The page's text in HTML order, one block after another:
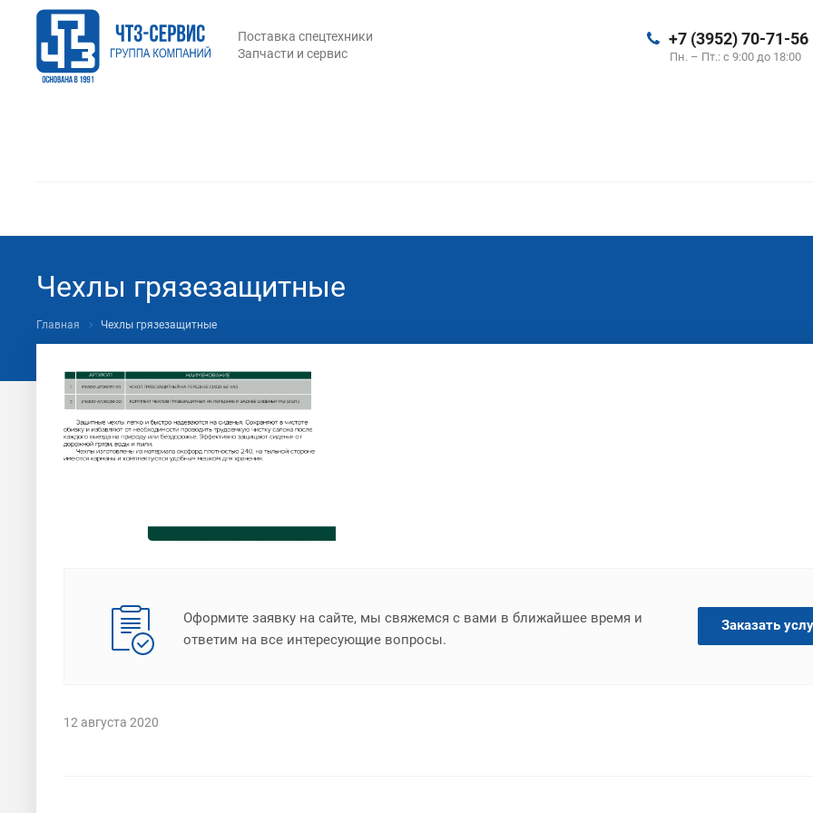
Поставка спецтехники
Запчасти и сервис
+7 (3952) 70-71-56
Пн. – Пт.: с 9:00 до 18:00
Чехлы грязезащитные
Главная Чехлы грязезащитные
Оформите заявку на сайте, мы свяжемся с вами в ближайшее время и
ответим на все интересующие вопросы.
Заказать
12 августа 2020